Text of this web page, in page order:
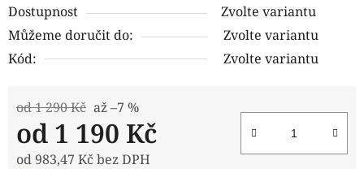
Dostupnost
Zvolte variantu
Můžeme doručit do:
Zvolte variantu
Kód:
Zvolte variantu
od 1 290 Kč až –7 %
od 1 190 Kč
od983,47 Kčbez DPH